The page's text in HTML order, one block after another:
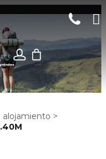
alojamiento >